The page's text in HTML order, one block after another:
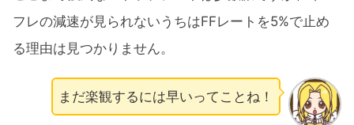
フレの減速が見られないうちはFFレートを5%で止め
る理由は見つかりません。
まだ楽観するには早いってことね！